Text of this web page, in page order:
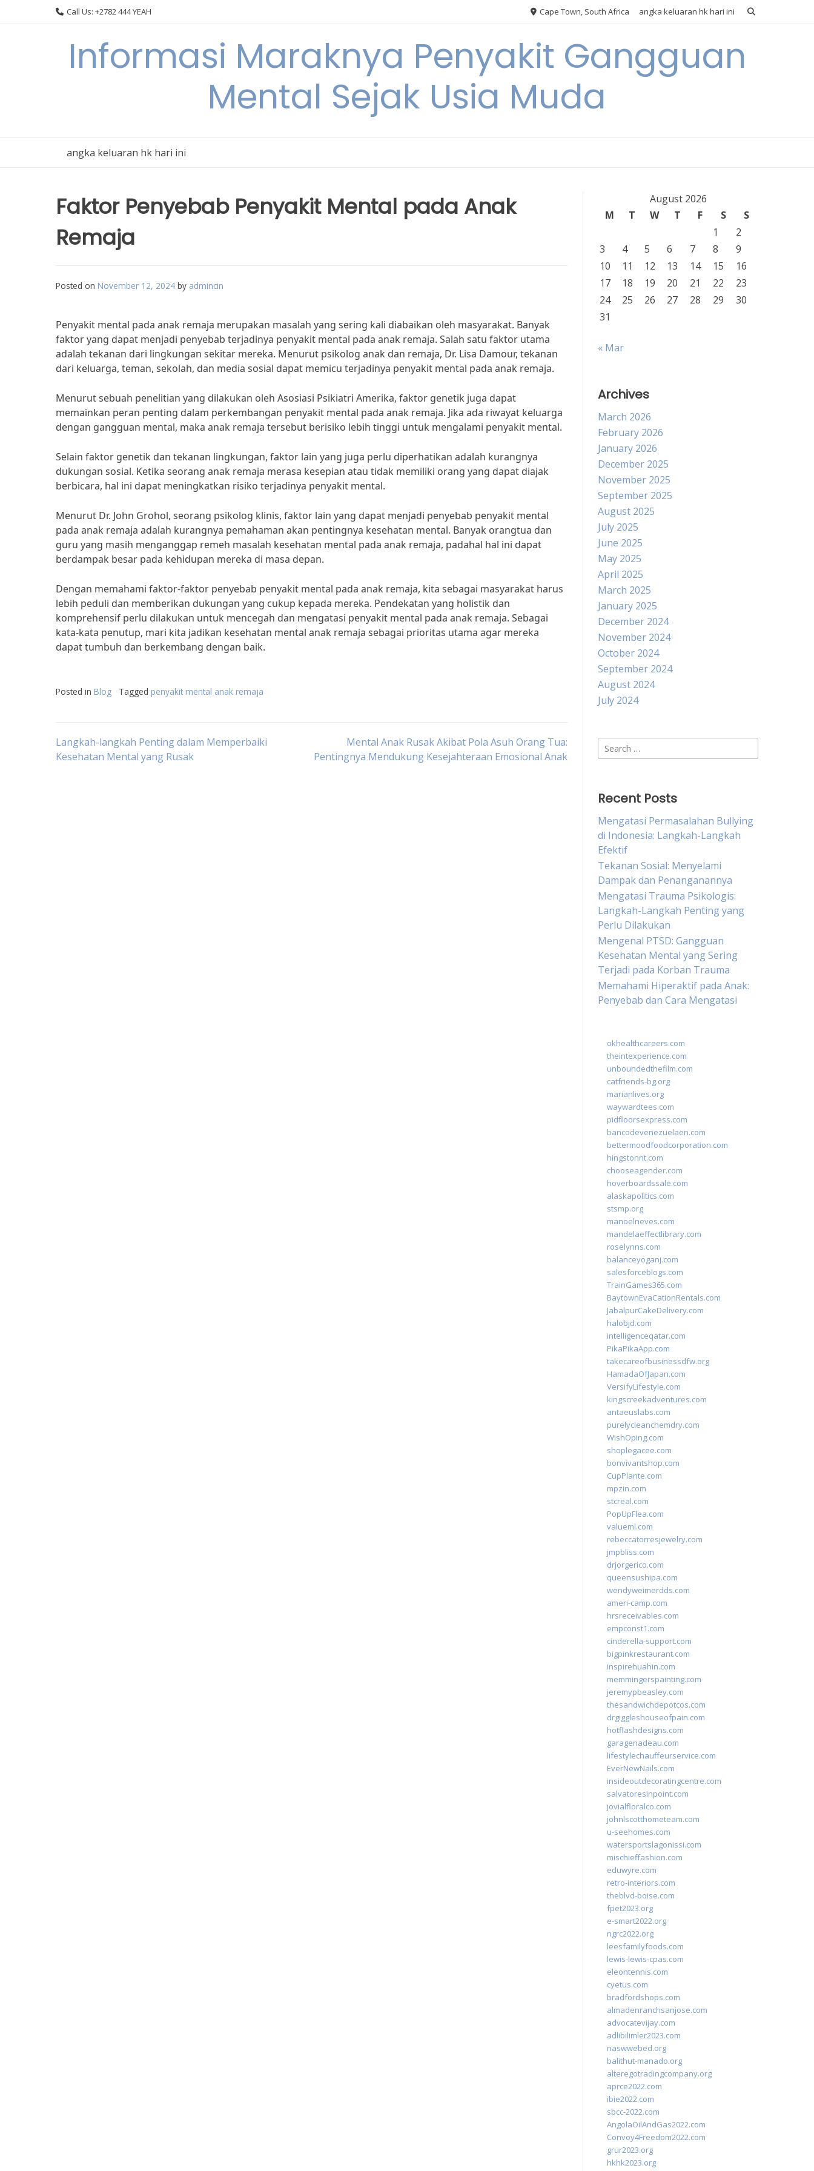
Call Us: +2782 444 YEAH Cape Town, South Africa angka keluaran hk hari ini
Informasi Maraknya Penyakit Gangguan
Mental Sejak Usia Muda
angka keluaran hk hari ini
Faktor Penyebab Penyakit Mental pada Anak
Remaja
Posted on November 12, 2024 by admincin
Penyakit mental pada anak remaja merupakan masalah yang sering kali diabaikan oleh masyarakat. Banyak
faktor yang dapat menjadi penyebab terjadinya penyakit mental pada anak remaja. Salah satu faktor utama
adalah tekanan dari lingkungan sekitar mereka. Menurut psikolog anak dan remaja, Dr. Lisa Damour, tekanan
dari keluarga, teman, sekolah, dan media sosial dapat memicu terjadinya penyakit mental pada anak remaja.
Menurut sebuah penelitian yang dilakukan oleh Asosiasi Psikiatri Amerika, faktor genetik juga dapat
memainkan peran penting dalam perkembangan penyakit mental pada anak remaja. Jika ada riwayat keluarga
dengan gangguan mental, maka anak remaja tersebut berisiko lebih tinggi untuk mengalami penyakit mental.
Selain faktor genetik dan tekanan lingkungan, faktor lain yang juga perlu diperhatikan adalah kurangnya
dukungan sosial. Ketika seorang anak remaja merasa kesepian atau tidak memiliki orang yang dapat diajak
berbicara, hal ini dapat meningkatkan risiko terjadinya penyakit mental.
Menurut Dr. John Grohol, seorang psikolog klinis, faktor lain yang dapat menjadi penyebab penyakit mental
pada anak remaja adalah kurangnya pemahaman akan pentingnya kesehatan mental. Banyak orangtua dan
guru yang masih menganggap remeh masalah kesehatan mental pada anak remaja, padahal hal ini dapat
berdampak besar pada kehidupan mereka di masa depan.
Dengan memahami faktor-faktor penyebab penyakit mental pada anak remaja, kita sebagai masyarakat harus
lebih peduli dan memberikan dukungan yang cukup kepada mereka. Pendekatan yang holistik dan
komprehensif perlu dilakukan untuk mencegah dan mengatasi penyakit mental pada anak remaja. Sebagai
kata-kata penutup, mari kita jadikan kesehatan mental anak remaja sebagai prioritas utama agar mereka
dapat tumbuh dan berkembang dengan baik.
Posted in Blog Tagged penyakit mental anak remaja
Post
Langkah-langkah Penting dalam Memperbaiki
Kesehatan Mental yang Rusak
Mental Anak Rusak Akibat Pola Asuh Orang Tua:
Pentingnya Mendukung Kesejahteraan Emosional Anak
August 2026
M
T W T F S
S
1
2
3
4 5 6 7 8
9
10
11 12 13 14 15
16
17
18 19 20 21 22
23
24
25 26 27 28 29
30
31
« Mar
Archives
March 2026
February 2026
January 2026
December 2025
November 2025
September 2025
August 2025
July 2025
June 2025
May 2025
April 2025
March 2025
January 2025
December 2024
November 2024
October 2024
September 2024
August 2024
July 2024
Search
for:
Recent Posts
Mengatasi Permasalahan Bullying
di Indonesia: Langkah-Langkah
Efektif
Tekanan Sosial: Menyelami
Dampak dan Penanganannya
Mengatasi Trauma Psikologis:
Langkah-Langkah Penting yang
Perlu Dilakukan
Mengenal PTSD: Gangguan
Kesehatan Mental yang Sering
Terjadi pada Korban Trauma
Memahami Hiperaktif pada Anak:
Penyebab dan Cara Mengatasi
okhealthcareers.com
theintexperience.com
unboundedthefilm.com
catfriends-bg.org
marianlives.org
waywardtees.com
pidfloorsexpress.com
bancodevenezuelaen.com
bettermoodfoodcorporation.com
hingstonnt.com
chooseagender.com
hoverboardssale.com
alaskapolitics.com
stsmp.org
manoelneves.com
mandelaeffectlibrary.com
roselynns.com
balanceyoganj.com
salesforceblogs.com
TrainGames365.com
BaytownEvaCationRentals.com
JabalpurCakeDelivery.com
halobjd.com
intelligenceqatar.com
PikaPikaApp.com
takecareofbusinessdfw.org
HamadaOfJapan.com
VersifyLifestyle.com
kingscreekadventures.com
antaeuslabs.com
purelycleanchemdry.com
WishOping.com
shoplegacee.com
bonvivantshop.com
CupPlante.com
mpzin.com
stcreal.com
PopUpFlea.com
valueml.com
rebeccatorresjewelry.com
jmpbliss.com
drjorgerico.com
queensushipa.com
wendyweimerdds.com
ameri-camp.com
hrsreceivables.com
empconst1.com
cinderella-support.com
bigpinkrestaurant.com
inspirehuahin.com
memmingerspainting.com
jeremypbeasley.com
thesandwichdepotcos.com
drgiggleshouseofpain.com
hotflashdesigns.com
garagenadeau.com
lifestylechauffeurservice.com
EverNewNails.com
insideoutdecoratingcentre.com
salvatoresinpoint.com
jovialfloralco.com
johnlscotthometeam.com
u-seehomes.com
watersportslagonissi.com
mischieffashion.com
eduwyre.com
retro-interiors.com
theblvd-boise.com
fpet2023.org
e-smart2022.org
ngrc2022.org
leesfamilyfoods.com
lewis-lewis-cpas.com
eleontennis.com
cyetus.com
bradfordshops.com
almadenranchsanjose.com
advocatevijay.com
adlibilimler2023.com
naswwebed.org
balithut-manado.org
alteregotradingcompany.org
aprce2022.com
ibie2022.com
sbcc-2022.com
AngolaOilAndGas2022.com
Convoy4Freedom2022.com
grur2023.org
hkhk2023.org